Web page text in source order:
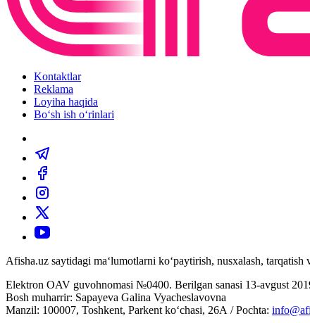
Kontaktlar
Reklama
Loyiha haqida
Bo‘sh ish o‘rinlari
Afisha.uz saytidagi ma‘lumotlarni ko‘paytirish, nusxalash,
Elektron OAV guvohnomasi №0400. Berilgan sanasi 13-avgust
Bosh muharrir: Sapayeva Galina Vyacheslavovna
Manzil: 100007, Toshkent, Parkent ko‘chasi, 26А / Pochta: